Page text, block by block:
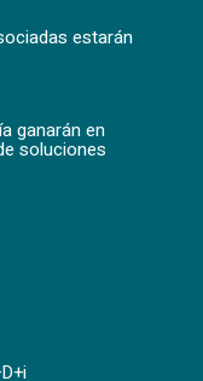
estarán
ganarán en
soluciones